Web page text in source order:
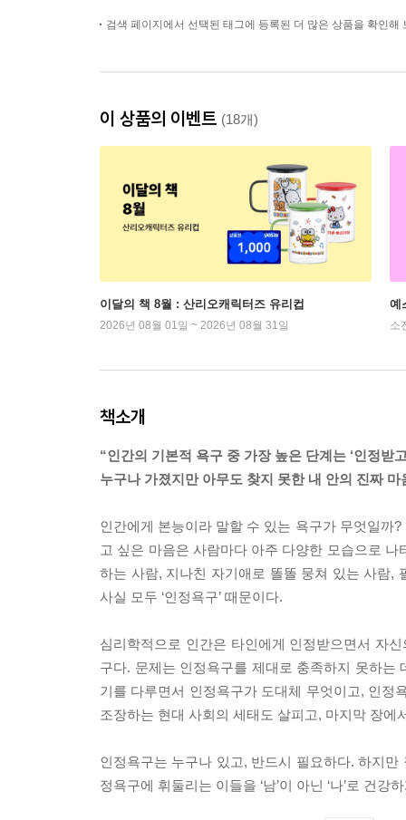
검색 페이지에서 선택된 태그에 등록된 더 많은 상품을 확인해
이 상품의 이벤트 (18개)
이달의 책 8월 : 산리오캐릭터즈 유리컵
2026년 08월 01일 ~ 2026년 08월 31일
예
소
책소개
“인간의 기본적 욕구 중 가장 높은 단계는 ‘인정받
누구나 가졌지만 아무도 찾지 못한 내 안의 진짜 마
인간에게 본능이라 말할 수 있는 욕구가 무엇일까
고 싶은 마음은 사람마다 아주 다양한 모습으로
하는 사람, 지나친 자기애로 똘똘 뭉쳐 있는 사람
사실 모두 ‘인정욕구’ 때문이다.
심리학적으로 인간은 타인에게 인정받으면서 자
구다. 문제는 인정욕구를 제대로 충족하지 못하
기를 다루면서 인정욕구가 도대체 무엇이고, 인정
조장하는 현대 사회의 세태도 살피고, 마지막 장
인정욕구는 누구나 있고, 반드시 필요하다. 하지
정욕구에 휘둘리는 이들을 ‘남’이 아닌 ‘나’로 건강